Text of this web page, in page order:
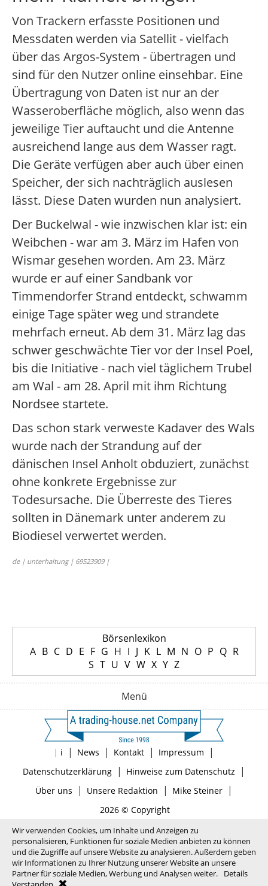
Von Trackern erfasste Positionen und
Messdaten werden via Satellit - vielfach
über das Argos-System - übertragen und
sind für den Nutzer online einsehbar. Eine
Übertragung von Daten ist nur an der
Wasseroberfläche möglich, also wenn das
jeweilige Tier auftaucht und die Antenne
ausreichend lange aus dem Wasser ragt.
Die Geräte verfügen aber auch über einen
Speicher, der sich nachträglich auslesen
lässt. Diese Daten wurden nun analysiert.
Der Buckelwal - wie inzwischen klar ist: ein
Weibchen - war am 3. März im Hafen von
Wismar gesehen worden. Am 23. März
wurde er auf einer Sandbank vor
Timmendorfer Strand entdeckt, schwamm
einige Tage später weg und strandete
mehrfach erneut. Ab dem 31. März lag das
schwer geschwächte Tier vor der Insel Poel,
bis die Initiative - nach viel täglichem Trubel
am Wal - am 28. April mit ihm Richtung
Nordsee startete.
Das schon stark verweste Kadaver des Wals
wurde nach der Strandung auf der
dänischen Insel Anholt obduziert, zunächst
ohne konkrete Ergebnisse zur
Todesursache. Die Überreste des Tieres
sollten in Dänemark unter anderem zu
Biodiesel verwertet werden.
de | unterhaltung | 69523909 |
Börsenlexikon
A B C D E F G H I J K L M N O P Q R
S T U V W X Y Z
Menü
| i | News | Kontakt | Impressum |
Datenschutzerklärung| Hinweise zum Datenschutz |
Über uns | Unsere Redaktion | Mike Steiner|
2026 © Copyright
Wir verwenden Cookies, um Inhalte und Anzeigen zu
personalisieren, Funktionen für soziale Medien anbieten zu können
und die Zugriffe auf unsere Website zu analysieren. Außerdem geben
wir Informationen zu Ihrer Nutzung unserer Website an unsere
Partner für soziale Medien, Werbung und Analysen weiter.
Details